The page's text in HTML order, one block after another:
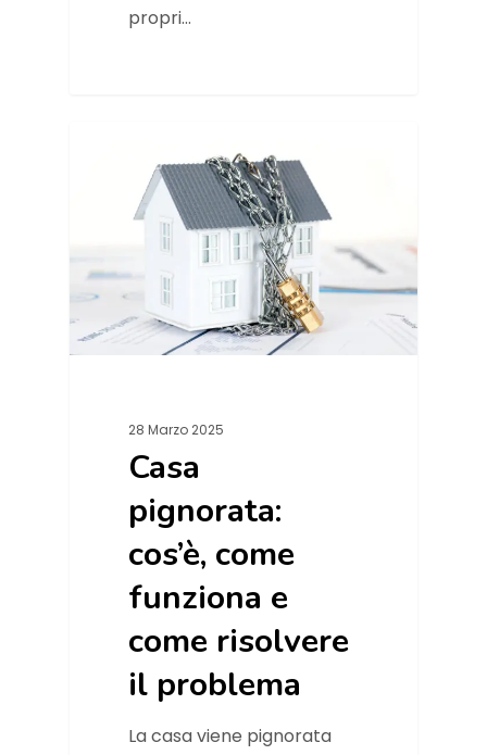
propri…
28 Marzo 2025
Casa
pignorata:
cos’è, come
funziona e
come risolvere
il problema
La casa viene pignorata